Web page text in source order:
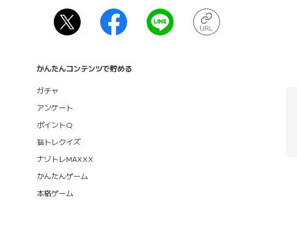
かんたんコンテンツで貯める
ガチャ
アンケート
ポイントQ
脳トレクイズ
ナゾトレMAXXX
かんたんゲーム
本格ゲーム